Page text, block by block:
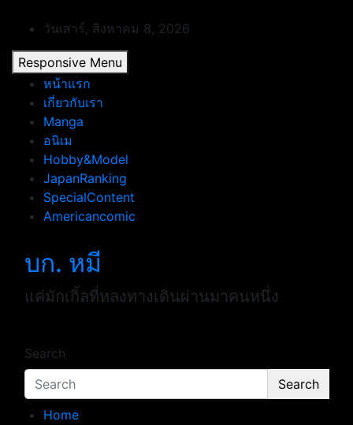
content
วันเสาร์, สิงหาคม 8, 2026
Responsive Menu
หน้าแรก
เกี่ยวกับเรา
Manga
อนิเม
Hobby&Model
JapanRanking
SpecialContent
Americancomic
บก. หมี
แค่มักเกิ้ลที่หลงทางเดินผ่านมาคนหนึ่ง
Search
Search
Home